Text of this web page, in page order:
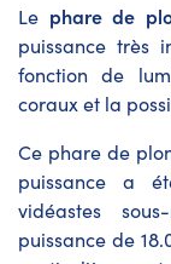
Le phare de
puissance très
fonction de
coraux et la
Ce phare de
puissance a
vidéastes
puissance de